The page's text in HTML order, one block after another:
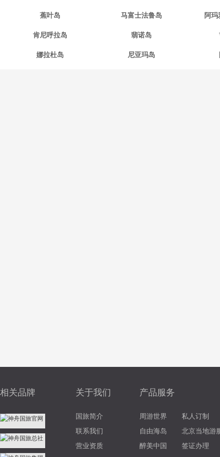
蕉叶岛 马富士法鲁岛 阿
肯尼呼拉岛 翡诺岛
娜拉杜岛 尼亚玛岛
相关品牌 关于我们
国旅简介
联系我们
营业资质
产品服务
周游世界
私人订制
自由海岛
北京当地游
醉美中国
签证办理